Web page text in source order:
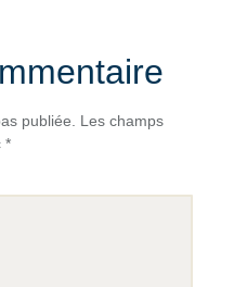
publiée.
Les champs
*